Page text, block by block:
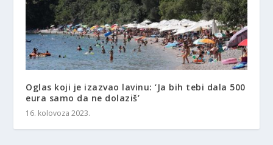
Oglas koji je izazvao lavinu: ‘Ja bih tebi dala 500
eura samo da ne dolaziš’
16. kolovoza 2023.